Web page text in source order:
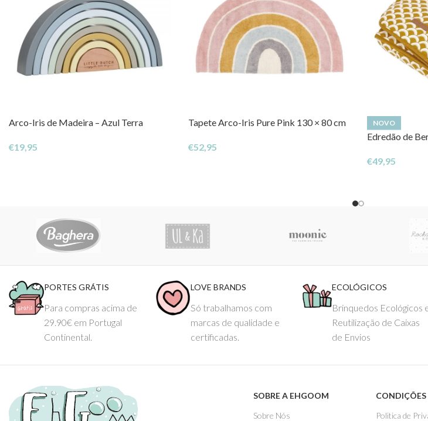
Arco-Iris de Madeira – Azul Terra
€19,95
Tapete Arco-Iris Pure Pink 130 × 80 cm
€52,95
NOVO
Edredão de
€49,95
PORTES GRÁTIS
Para compras acima de
29.90€ em Portugal
Continental.
LOVE BRANDS
Só trabalhamos com
marcas de qualidade e
certificadas.
ECOLÓGICOS
Brinquedos Ecológicos
Reutilização de Caixas
de Envios
SOBRE A EHGOOM
Sobre Nós
CONDIÇÕES
Politica de